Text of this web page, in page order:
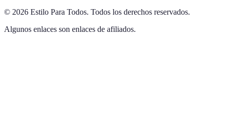
© 2026 Estilo Para Todos. Todos los derechos reservados.
Algunos enlaces son enlaces de afiliados.